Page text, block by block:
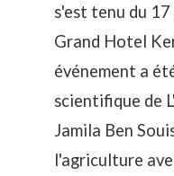
s'est tenu du
Grand Hotel
événement a
scientifique de
Jamila Ben
l'agriculture